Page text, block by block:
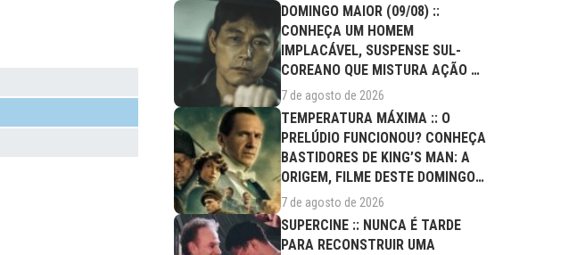
DOMINGO MAIOR (09/08) ::
CONHEÇA UM HOMEM
IMPLACÁVEL, SUSPENSE SUL-
COREANO QUE MISTURA AÇÃO E
DRAMA FAMILIAR
7 de agosto de 2026
TEMPERATURA MÁXIMA :: O
PRELÚDIO FUNCIONOU? CONHEÇA
BASTIDORES DE KING’S MAN: A
ORIGEM, FILME DESTE DOMINGO
(09/08)
7 de agosto de 2026
SUPERCINE :: NUNCA É TARDE
PARA RECONSTRUIR UMA